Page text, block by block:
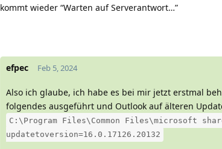
kommt wieder “Warten auf Serverantwort…”
efpec Feb 5, 2024
Also ich glaube, ich habe es bei mir jetzt erstmal
folgendes ausgeführt und Outlook auf älteren
C:\Program Files\Common Files\microsoft
updatetoversion=16.0.17126.20132